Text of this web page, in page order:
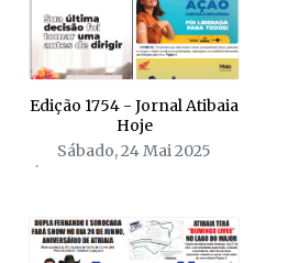
Edição 1754 - Jornal Atibaia
Hoje
Sábado, 24 Mai 2025